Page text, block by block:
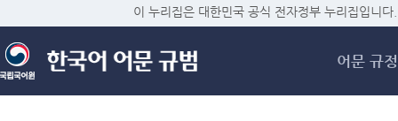
메
이 누리집은 대한민국 공식 전자정부 누리집입니다.
어문 규정